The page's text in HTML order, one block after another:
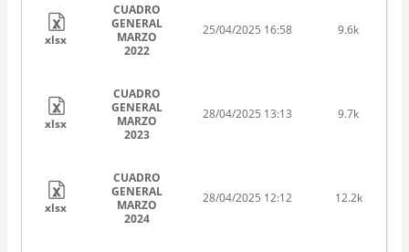
xlsx
CUADRO
GENERAL
MARZO
2022
25/04/2025 16:58 9.6k
xlsx
CUADRO
GENERAL
MARZO
2023
28/04/2025 13:13 9.7k
xlsx
CUADRO
GENERAL
MARZO
2024
28/04/2025 12:12 12.2k